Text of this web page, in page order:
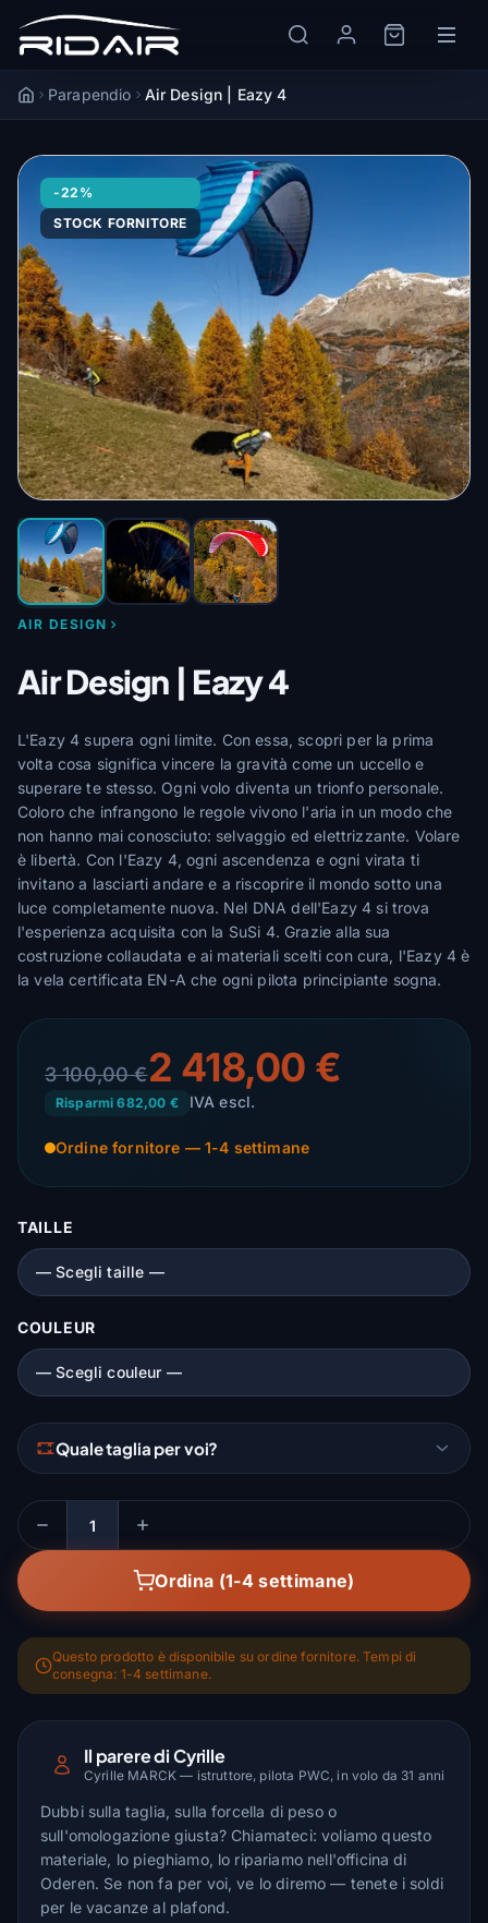
AccueilParapendio Air Design | Eazy 4
-22%
STOCK FORNITORE
AIR DESIGN
Air Design | Eazy 4
L'Eazy 4 supera ogni limite. Con essa, scopri per la prima
volta cosa significa vincere la gravità come un uccello e
superare te stesso. Ogni volo diventa un trionfo personale.
Coloro che infrangono le regole vivono l'aria in un modo che
non hanno mai conosciuto: selvaggio ed elettrizzante. Volare
è libertà. Con l'Eazy 4, ogni ascendenza e ogni virata ti
invitano a lasciarti andare e a riscoprire il mondo sotto una
luce completamente nuova. Nel DNA dell'Eazy 4 si trova
l'esperienza acquisita con la SuSi 4. Grazie alla sua
costruzione collaudata e ai materiali scelti con cura, l'Eazy 4 è
la vela certificata EN-A che ogni pilota principiante sogna.
3 100,00 €2 418,00 €
Risparmi 682,00 € IVA escl.
Ordine fornitore — 1-4 settimane
TAILLE
COULEUR
Quale taglia per voi?
Quantità
Ordina (1-4 settimane)
Questo prodotto è disponibile su ordine fornitore. Tempi di
consegna: 1-4 settimane.
Il parere di Cyrille
Cyrille MARCK — istruttore, pilota PWC, in volo da 31 anni
Dubbi sulla taglia, sulla forcella di peso o
sull'omologazione giusta? Chiamateci: voliamo questo
materiale, lo pieghiamo, lo ripariamo nell'officina di
Oderen. Se non fa per voi, ve lo diremo — tenete i soldi
per le vacanze al plafond.